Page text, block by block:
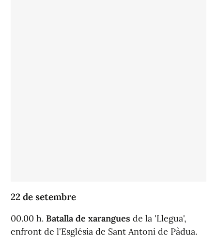
22 de setembre
00.00 h. Batalla de xarangues de la 'Llegua',
enfront de l'Església de Sant Antoni de Pàdua.